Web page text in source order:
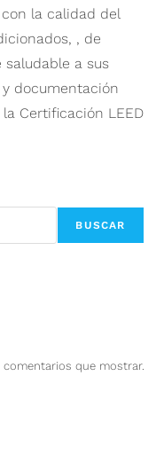
la calidad del
, de
a sus
documentación
Certificación LEED
BUSCAR
comentarios que mostrar.